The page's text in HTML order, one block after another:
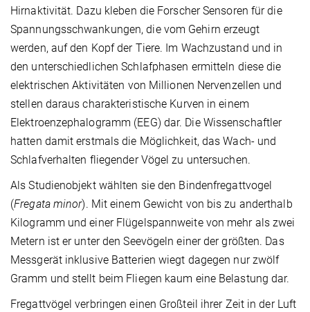
Hirnaktivität. Dazu kleben die Forscher Sensoren für die
Spannungsschwankungen, die vom Gehirn erzeugt
werden, auf den Kopf der Tiere. Im Wachzustand und in
den unterschiedlichen Schlafphasen ermitteln diese die
elektrischen Aktivitäten von Millionen Nervenzellen und
stellen daraus charakteristische Kurven in einem
Elektroenzephalogramm (EEG) dar. Die Wissenschaftler
hatten damit erstmals die Möglichkeit, das Wach- und
Schlafverhalten fliegender Vögel zu untersuchen.
Als Studienobjekt wählten sie den Bindenfregattvogel
(Fregata minor). Mit einem Gewicht von bis zu anderthalb
Kilogramm und einer Flügelspannweite von mehr als zwei
Metern ist er unter den Seevögeln einer der größten. Das
Messgerät inklusive Batterien wiegt dagegen nur zwölf
Gramm und stellt beim Fliegen kaum eine Belastung dar.
Fregattvögel verbringen einen Großteil ihrer Zeit in der Luft